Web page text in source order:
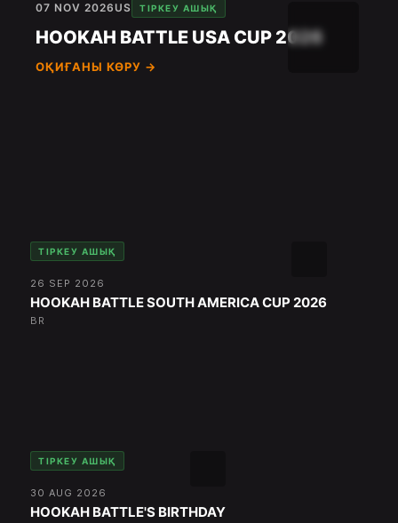
07 NOV 2026 US ТІРКЕУ АШЫҚ
HOOKAH BATTLE USA CUP 2026
ОҚИҒАНЫ КӨРУ →
ТІРКЕУ АШЫҚ
26 SEP 2026
HOOKAH BATTLE SOUTH AMERICA CUP 2026
BR
ТІРКЕУ АШЫҚ
30 AUG 2026
HOOKAH BATTLE'S BIRTHDAY